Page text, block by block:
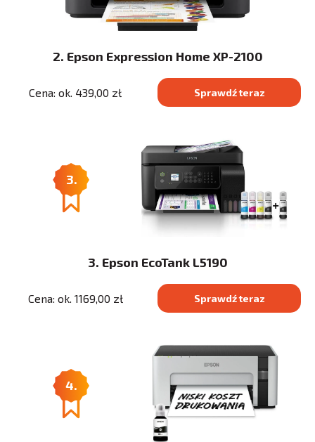
2. Epson Expression Home XP-2100
Cena: ok. 439,00 zł Sprawdź teraz
3.
3. Epson EcoTank L5190
Cena: ok. 1169,00 zł Sprawdź teraz
4.